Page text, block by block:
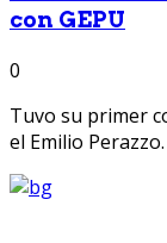
con GEPU
0
Tuvo su primer
el Emilio Perazzo.